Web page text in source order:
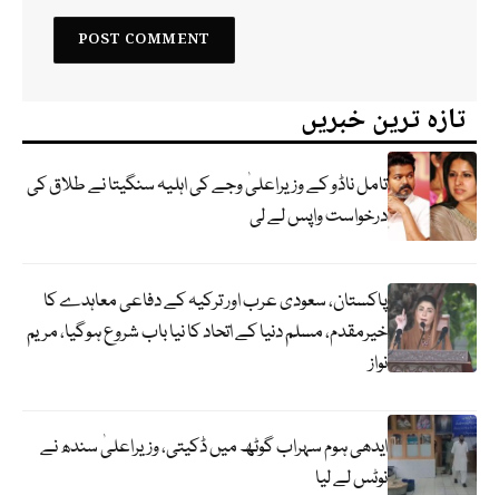
تازہ ترین خبریں
تامل ناڈو کے وزیراعلیٰ وجے کی اہلیہ سنگیتا نے طلاق کی
درخواست واپس لے لی
پاکستان، سعودی عرب اور ترکیہ کے دفاعی معاہدے کا
خیرمقدم، مسلم دنیا کے اتحاد کا نیا باب شروع ہوگیا، مریم
نواز
ایدھی ہوم سہراب گوٹھ میں ڈکیتی، وزیراعلیٰ سندھ نے
نوٹس لے لیا